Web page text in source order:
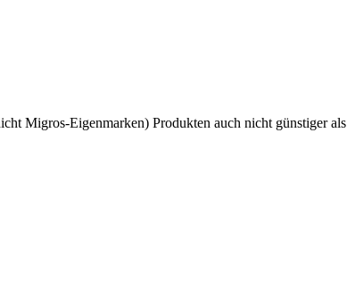
Migros-Eigenmarken) Produkten auch nicht günstiger